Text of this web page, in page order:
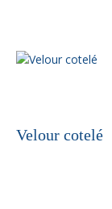
Velour cotelé